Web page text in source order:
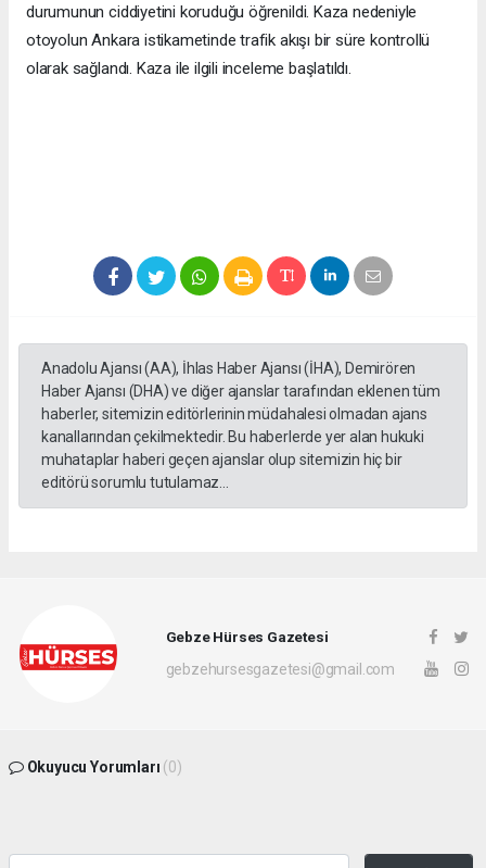
durumunun ciddiyetini koruduğu öğrenildi. Kaza nedeniyle
otoyolun Ankara istikametinde trafik akışı bir süre kontrollü
olarak sağlandı. Kaza ile ilgili inceleme başlatıldı.
Anadolu Ajansı (AA), İhlas Haber Ajansı (İHA), Demirören
Haber Ajansı (DHA) ve diğer ajanslar tarafından eklenen tüm
haberler, sitemizin editörlerinin müdahalesi olmadan ajans
kanallarından çekilmektedir. Bu haberlerde yer alan hukuki
muhataplar haberi geçen ajanslar olup sitemizin hiç bir
editörü sorumlu tutulamaz...
Gebze Hürses Gazetesi
gebzehursesgazetesi@gmail.com
Okuyucu Yorumları (0)